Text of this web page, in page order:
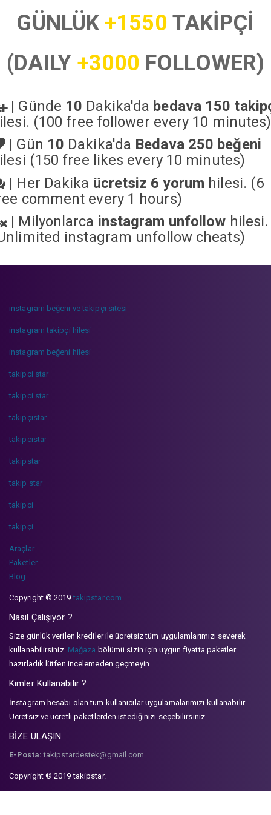
GÜNLÜK+1550 TAKİPÇİ
(DAILY +3000 FOLLOWER)
| Günde 10 Dakika'da bedava 150
(100 free follower every 10 minutes)
| Gün 10 Dakika'da Bedava 250 beğeni
(150 free likes every 10 minutes)
| Her Dakika ücretsiz 6 yorum hilesi. (6
comment every 1 hours)
| Milyonlarca instagram unfollow hilesi.
instagram unfollow cheats)
instagram beğeni ve takipçi sitesi
instagram takipçi hilesi
instagram beğeni hilesi
takipçi star
takipci star
takipçistar
takipcistar
takipstar
takip star
takipci
takipçi
Araçlar
Paketler
Blog
Copyright © 2019takipstar.com
Nasıl Çalışıyor ?
Size günlük verilen krediler ile ücretsiz tüm uygulamlarımızı severek
kullanabilirsiniz. Mağaza bölümü sizin için uygun fiyatta paketler
hazırladık lütfen incelemeden geçmeyin.
Kimler Kullanabilir ?
İnstagram hesabı olan tüm kullanıcılar uygulamalarımızı kullanabilir.
Ücretsiz ve ücretli paketlerden istediğinizi seçebilirsiniz.
BİZE ULAŞIN
E-Posta: takipstardestek@gmail.com
Copyright © 2019 takipstar.